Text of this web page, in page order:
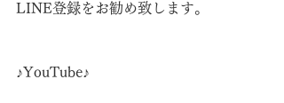
LINE登録をお勧め致します。
♪YouTube♪